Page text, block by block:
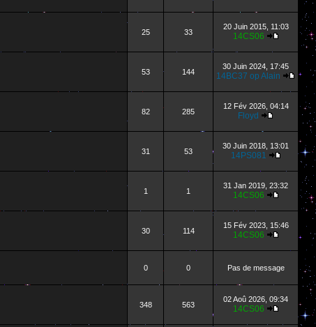
25 33
20 Juin 2015, 11:03
14CS06
53 144
30 Juin 2024, 17:45
14BC37 op Alain
82 285
12 Fév 2026, 04:14
Floyd
31 53
30 Juin 2018, 13:01
14PS081
1 1
31 Jan 2019, 23:32
14CS06
30 114
15 Fév 2023, 15:46
14CS06
0 0 Pas de message
348 563
02 Aoû 2026, 09:34
14CS06